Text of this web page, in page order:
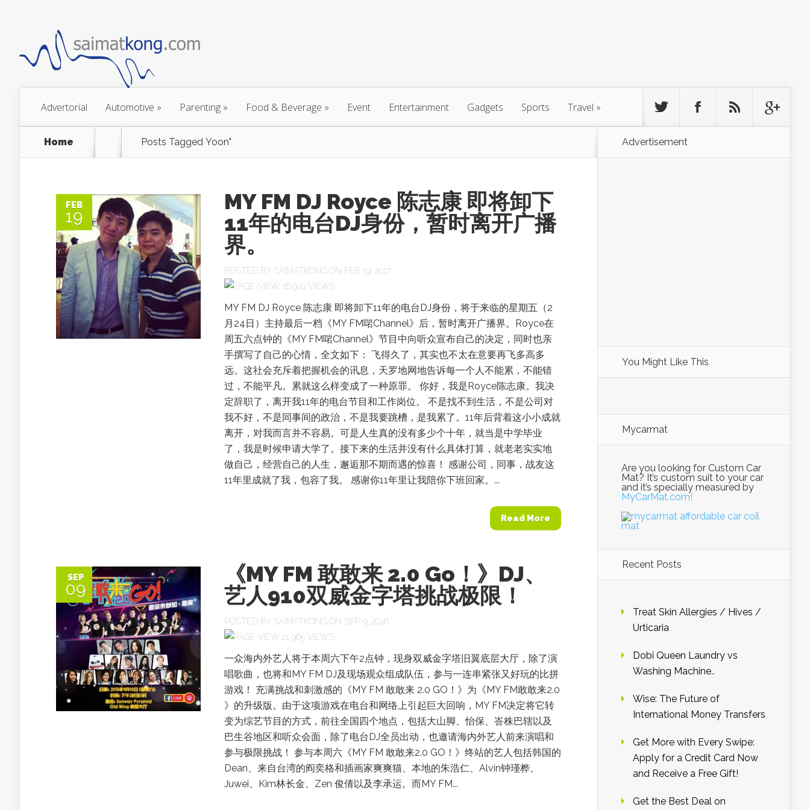
Advertorial Automotive » Parenting » Food & Beverage » Event Entertainment Gadgets Sports Travel »
Home Posts Tagged Yoon"
FEB
19
MY FM DJ Royce 陈志康 即将卸下
11年的电台DJ身份，暂时离开广播
界。
POSTED BY SAIMATKONG ON FEB 19, 2017
16,920 VIEWS
MY FM DJ Royce 陈志康 即将卸下11年的电台DJ身份，将于来临的星期五（2
月24日）主持最后一档《MY FM啱Channel》后，暂时离开广播界。Royce在
周五六点钟的《MY FM啱Channel》节目中向听众宣布自己的决定，同时也亲
手撰写了自己的心情，全文如下： 飞得久了，其实也不太在意要再飞多高多
远。这社会充斥着把握机会的讯息，天罗地网地告诉每一个人不能累，不能错
过，不能平凡。累就这么样变成了一种原罪。 你好，我是Royce陈志康。我决
定辞职了，离开我11年的电台节目和工作岗位。 不是找不到生活，不是公司对
我不好，不是同事间的政治，不是我要跳槽，是我累了。11年后背着这小小成就
离开，对我而言并不容易。可是人生真的没有多少个十年，就当是中学毕业
了，我是时候申请大学了。接下来的生活并没有什么具体打算，就老老实实地
做自己，经营自己的人生，邂逅那不期而遇的惊喜！ 感谢公司，同事，战友这
11年里成就了我，包容了我。 感谢你11年里让我陪你下班回家。...
Read More
SEP
09
《MY FM 敢敢来 2.0 Go！》DJ、
艺人910双威金字塔挑战极限！
POSTED BY SAIMATKONG ON SEP 9, 2016
21,965 VIEWS
一众海内外艺人将于本周六下午2点钟，现身双威金字塔旧翼底层大厅，除了演
唱歌曲，也将和MY FM DJ及现场观众组成队伍，参与一连串紧张又好玩的比拼
游戏！ 充满挑战和刺激感的《MY FM 敢敢来 2.0 GO！》为《MY FM敢敢来2.0
》的升级版。由于这项游戏在电台和网络上引起巨大回响，MY FM决定将它转
变为综艺节目的方式，前往全国四个地点，包括大山脚、怡保、峇株巴辖以及
巴生谷地区和听众会面，除了电台DJ全员出动，也邀请海内外艺人前来演唱和
参与极限挑战！ 参与本周六《MY FM 敢敢来2.0 GO！》终站的艺人包括韩国的
Dean、来自台湾的阎奕格和插画家爽爽猫、本地的朱浩仁、Alvin钟瑾桦、
Juwei、Kim林长金、Zen 俊倩以及李承运。而MY FM...
Advertisement
You Might Like This
Mycarmat
Are you looking for Custom Car
Mat? It’s custom suit to your car
and it’s specially measured by
MyCarMat.com!
Recent Posts
Treat Skin Allergies / Hives /
Urticaria
Dobi Queen Laundry vs
Washing Machine..
Wise: The Future of
International Money Transfers
Get More with Every Swipe:
Apply for a Credit Card Now
and Receive a Free Gift!
Get the Best Deal on